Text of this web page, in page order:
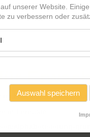
Friedrich-Reinsch-
in Lerncafé:
alphabetisierung-
unserer Website.
zu verbessern oder
Auswahl speichern